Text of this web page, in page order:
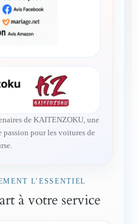
de KAITENZOKU, une
pour les voitures de
L’ESSENTIEL
à votre service